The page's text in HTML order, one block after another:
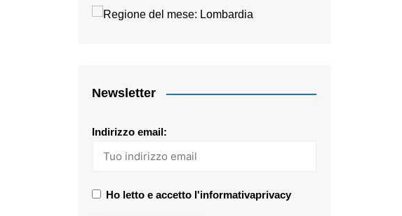
Newsletter
Indirizzo email:
Ho letto e accetto l'informativaprivacy